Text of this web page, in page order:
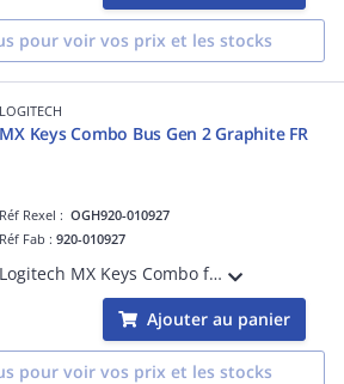
pour voir vos prix et les stocks
LOGITECH
MX Keys Combo Bus Gen 2 Graphite FR
Réf Rexel :OGH920-010927
Réf Fab :920-010927
Logitech MX Keys Combo for Business Gen 2 - Graphite - FRA
Ajouter au panier
pour voir vos prix et les stocks